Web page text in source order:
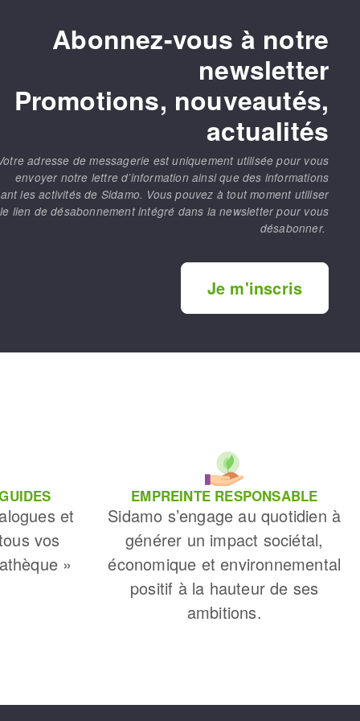
Abonnez-vous à notre
newsletter
Promotions, nouveautés,
actualités
adresse de messagerie est uniquement utilisée pour vous
envoyer notre lettre d’information ainsi que des informations
les activités de Sidamo. Vous pouvez à tout moment utiliser
le lien de désabonnement intégré dans la newsletter pour vous
désabonner.
Je m'inscris
et
vos
»
EMPREINTE RESPONSABLE
Sidamo s’engage au quotidien à
générer un impact sociétal,
économique et environnemental
positif à la hauteur de ses
ambitions.